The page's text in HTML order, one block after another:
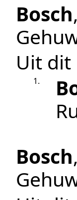
Bosch,
Uit dit
1.
Bosch,